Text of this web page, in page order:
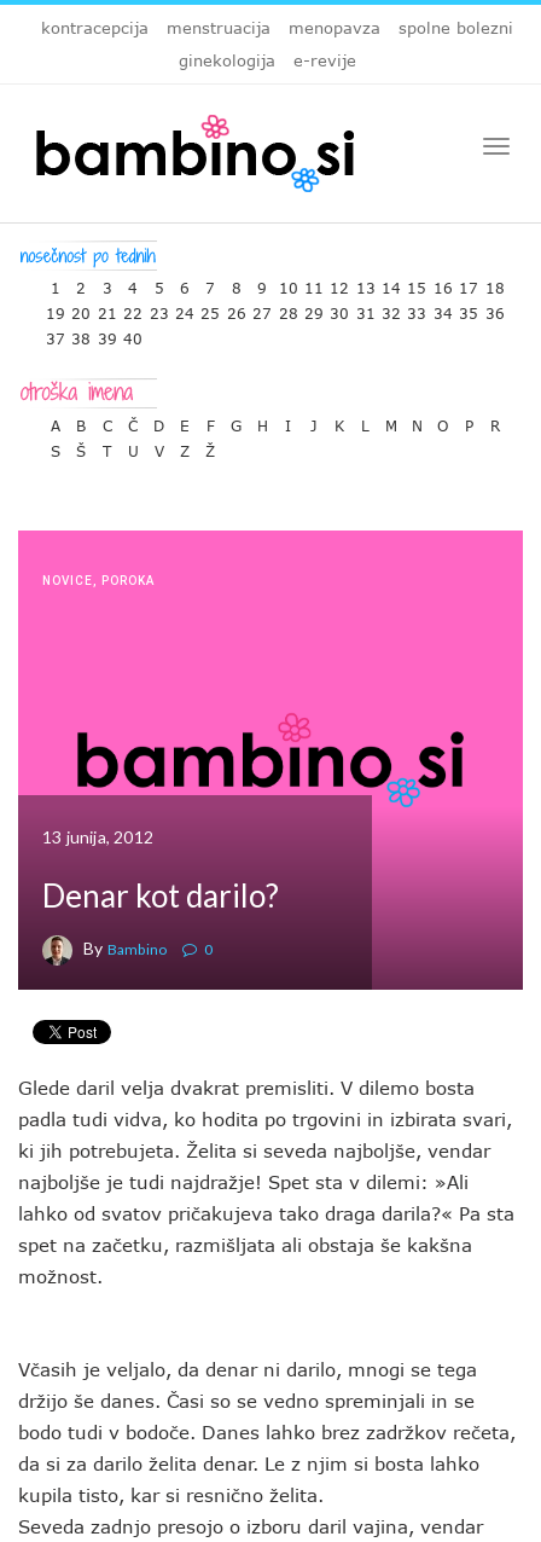
kontracepcija menstruacija menopavza
spolne bolezni
ginekologija
e-revije
1 2 3 4 5 6 7 8 9 10 11 12 13 14 15 16 17 18
19 20 21 22 23 24 25 26 27 28 29 30 31 32 33 34 35 36
37 38 39 40
A B C Č D E F G H I J K L M N O P
R
S
Š T U V Z Ž
NOVICE POROKA
13 junija, 2012
Denar kot darilo?
By Bambino 0
Glede daril velja dvakrat premisliti. V dilemo bosta
padla tudi vidva, ko hodita po trgovini in izbirata svari,
ki jih potrebujeta. Želita si seveda najboljše, vendar
najboljše je tudi najdražje! Spet sta v dilemi: »Ali
lahko od svatov pričakujeva tako draga darila?« Pa sta
spet na začetku, razmišljata ali obstaja še kakšna
možnost.
Včasih je veljalo, da denar ni darilo, mnogi se tega
držijo še danes. Časi so se vedno spreminjali in se
bodo tudi v bodoče. Danes lahko brez zadržkov rečeta,
da si za darilo želita denar. Le z njim si bosta lahko
kupila tisto, kar si resnično želita.
Seveda zadnjo presojo o izboru daril vajina, vendar